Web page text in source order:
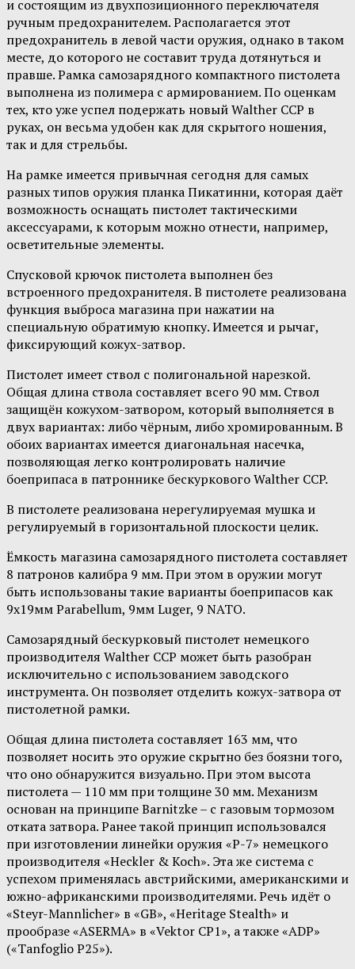
и состоящим из двухпозиционного переключателя
ручным предохранителем. Располагается этот
предохранитель в левой части оружия, однако в таком
месте, до которого не составит труда дотянуться и
правше. Рамка самозарядного компактного пистолета
выполнена из полимера с армированием. По оценкам
тех, кто уже успел подержать новый Walther CCP в
руках, он весьма удобен как для скрытого ношения,
так и для стрельбы.
На рамке имеется привычная сегодня для самых
разных типов оружия планка Пикатинни, которая даёт
возможность оснащать пистолет тактическими
аксессуарами, к которым можно отнести, например,
осветительные элементы.
Спусковой крючок пистолета выполнен без
встроенного предохранителя. В пистолете реализована
функция выброса магазина при нажатии на
специальную обратимую кнопку. Имеется и рычаг,
фиксирующий кожух-затвор.
Пистолет имеет ствол с полигональной нарезкой.
Общая длина ствола составляет всего 90 мм. Ствол
защищён кожухом-затвором, который выполняется в
двух вариантах: либо чёрным, либо хромированным. В
обоих вариантах имеется диагональная насечка,
позволяющая легко контролировать наличие
боеприпаса в патроннике бескуркового Walther CCP.
В пистолете реализована нерегулируемая мушка и
регулируемый в горизонтальной плоскости целик.
Ёмкость магазина самозарядного пистолета составляет
8 патронов калибра 9 мм. При этом в оружии могут
быть использованы такие варианты боеприпасов как
9х19мм Parabellum, 9мм Luger, 9 NATO.
Самозарядный бескурковый пистолет немецкого
производителя Walther CCP может быть разобран
исключительно с использованием заводского
инструмента. Он позволяет отделить кожух-затвора от
пистолетной рамки.
Общая длина пистолета составляет 163 мм, что
позволяет носить это оружие скрытно без боязни того,
что оно обнаружится визуально. При этом высота
пистолета — 110 мм при толщине 30 мм. Механизм
основан на принципе Barnitzke – с газовым тормозом
отката затвора. Ранее такой принцип использовался
при изготовлении линейки оружия «P-7» немецкого
производителя «Heckler & Koch». Эта же система с
успехом применялась австрийскими, американскими и
южно-африканскими производителями. Речь идёт о
«Steyr-Mannlicher» в «GB», «Heritage Stealth» и
прообразе «ASERMA» в «Vektor CP1», а также «ADP»
(«Tanfoglio P25»).